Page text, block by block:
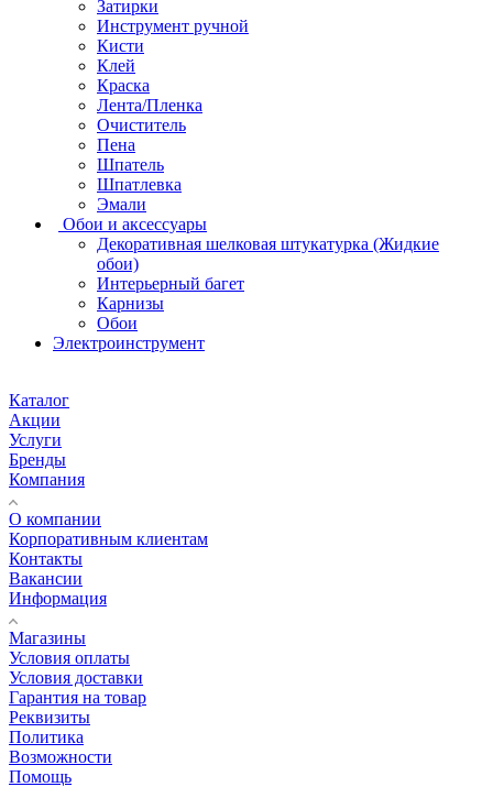
Затирки
Инструмент ручной
Кисти
Клей
Краска
Лента/Пленка
Очиститель
Пена
Шпатель
Шпатлевка
Эмали
Обои и аксессуары
Декоративная шелковая штукатурка (Жидкие
обои)
Интерьерный багет
Карнизы
Обои
Электроинструмент
Каталог
Акции
Услуги
Бренды
Компания
О компании
Корпоративным клиентам
Контакты
Вакансии
Информация
Магазины
Условия оплаты
Условия доставки
Гарантия на товар
Реквизиты
Политика
Возможности
Помощь